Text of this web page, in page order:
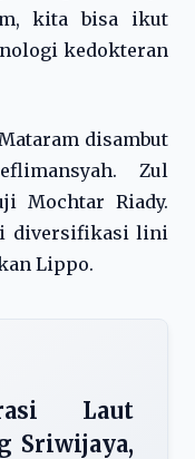
kita bisa ikut
kedokteran
disambut
Zul
Mochtar Riady.
diversifikasi lini
Lippo.
Laut
Sriwijaya,